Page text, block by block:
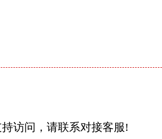
访问，请联系对接客服!